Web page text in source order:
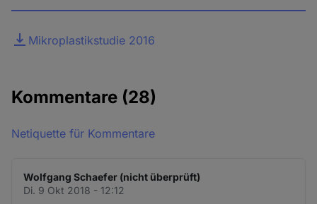
DateiMikroplastikstudie 2016
Kommentare (28)
Netiquette für Kommentare
Wolfgang Schaefer (nicht überprüft)
Di. 9 Okt 2018 - 12:12